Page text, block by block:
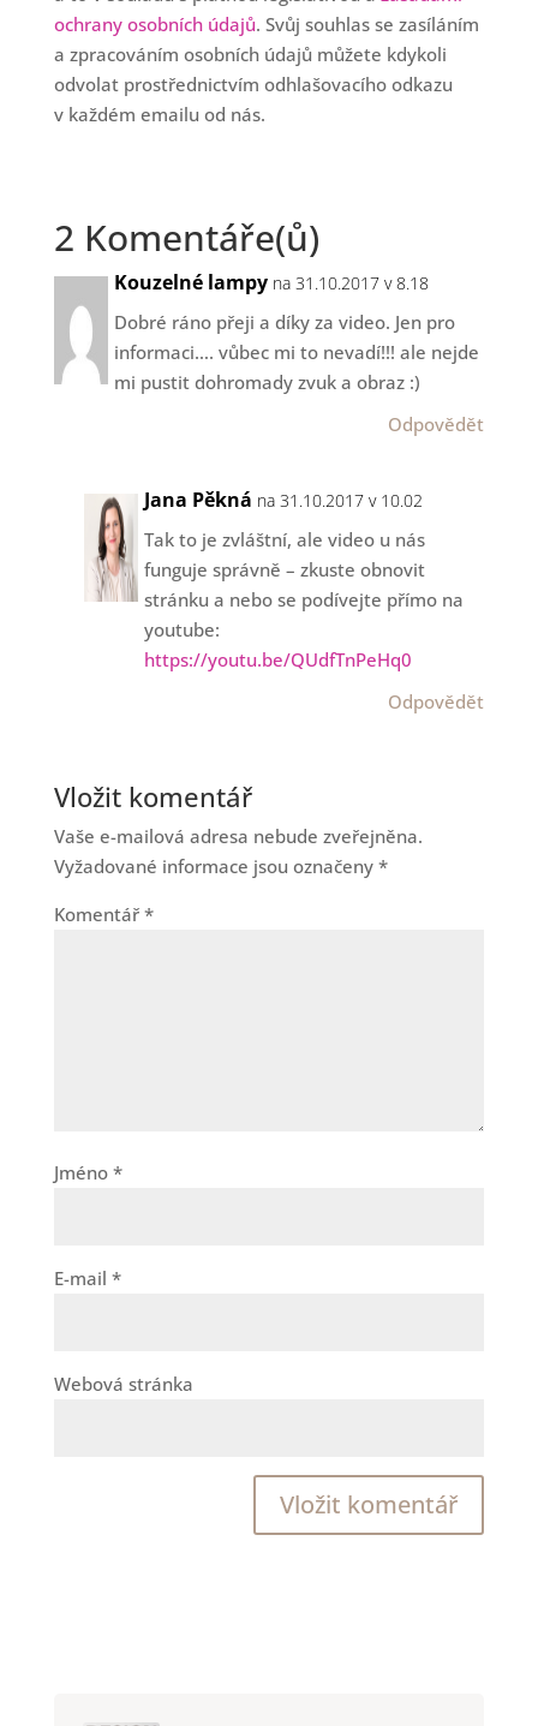
ochrany osobních údajů. Svůj souhlas se zasíláním
a zpracováním osobních údajů můžete kdykoli
odvolat prostřednictvím odhlašovacího odkazu
v každém emailu od nás.
2 Komentáře(ů)
Kouzelné lampy na 31.10.2017 v 8.18
Dobré ráno přeji a díky za video. Jen pro
informaci…. vůbec mi to nevadí!!! ale nejde
mi pustit dohromady zvuk a obraz :)
Odpovědět
Jana Pěkná na 31.10.2017 v 10.02
Tak to je zvláštní, ale video u nás
funguje správně – zkuste obnovit
stránku a nebo se podívejte přímo na
youtube:
https://youtu.be/QUdfTnPeHq0
Odpovědět
Vložit komentář
Vaše e-mailová adresa nebude zveřejněna.
Vyžadované informace jsou označeny *
Komentář *
Jméno *
E-mail *
Webová stránka